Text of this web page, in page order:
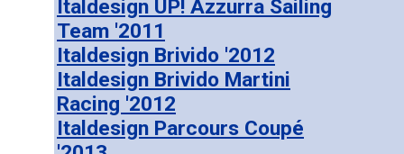
Italdesign UP! Azzurra Sailing
Team '2011
Italdesign Brivido '2012
Italdesign Brivido Martini
Racing '2012
Italdesign Parcours Coupé